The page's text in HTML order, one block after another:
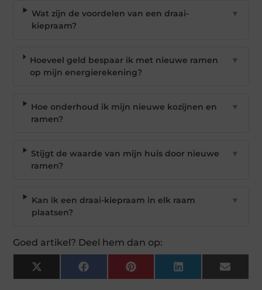
Wat zijn de voordelen van een draai-
kiepraam?
▼
Hoeveel geld bespaar ik met nieuwe ramen
op mijn energierekening?
▼
Hoe onderhoud ik mijn nieuwe kozijnen en
ramen?
▼
Stijgt de waarde van mijn huis door nieuwe
ramen?
▼
Kan ik een draai-kiepraam in elk raam
plaatsen?
▼
Goed artikel? Deel hem dan op:
X
(Twitter)
Facebook Pinterest LinkedIn Email